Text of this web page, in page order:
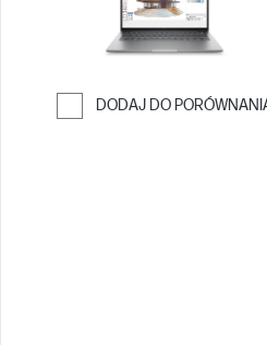
DODAJ DO